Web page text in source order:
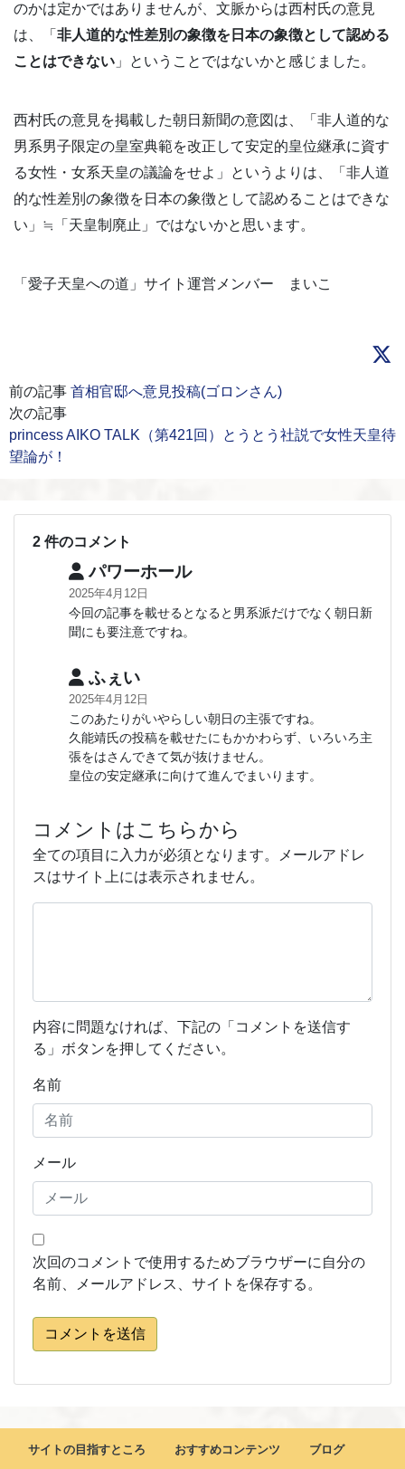
のかは定かではありませんが、文脈からは西村氏の意見
は、「 非人道的な性差別の象徴を日本の象徴として認める
ことはできない 」ということではないかと感じました。
西村氏の意見を掲載した朝日新聞の意図は、「非人道的な
男系男子限定の皇室典範を改正して安定的皇位継承に資す
る女性・女系天皇の議論をせよ」というよりは、「非人道
的な性差別の象徴を日本の象徴として認めることはできな
い」≒「天皇制廃止」ではないかと思います。
「愛子天皇への道」サイト運営メンバー まいこ
前の記事 首相官邸へ意見投稿(ゴロンさん)
次の記事
princess AIKO TALK（第421回）とうとう社説で女性天皇待
望論が！
2 件のコメント
パワーホール
2025年4月12日
今回の記事を載せるとなると男系派だけでなく朝日新
聞にも要注意ですね。
ふぇい
2025年4月12日
このあたりがいやらしい朝日の主張ですね。
久能靖氏の投稿を載せたにもかかわらず、いろいろ主
張をはさんできて気が抜けません。
皇位の安定継承に向けて進んでまいります。
コメントはこちらから
全ての項目に入力が必須となります。メールアドレ
スはサイト上には表示されません。
内容に問題なければ、下記の「コメントを送信す
る」ボタンを押してください。
名前
メール
次回のコメントで使用するためブラウザーに自分の
名前、メールアドレス、サイトを保存する。
コメントを送信
サイトの目指すところ おすすめコンテンツ ブログ